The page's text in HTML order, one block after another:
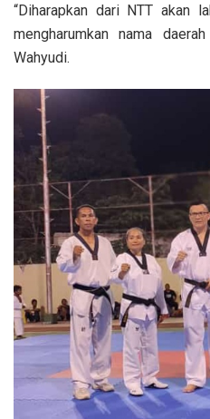
“Diharapkan dari NTT akan
mengharumkan nama
Wahyudi.